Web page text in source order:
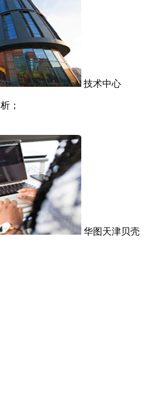
技术中心
；
华图天津贝壳